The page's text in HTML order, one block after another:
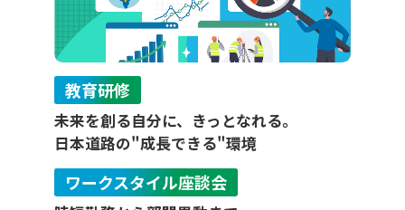
教育研修
未来を創る自分に、きっとなれる。
日本道路の"成長できる"環境